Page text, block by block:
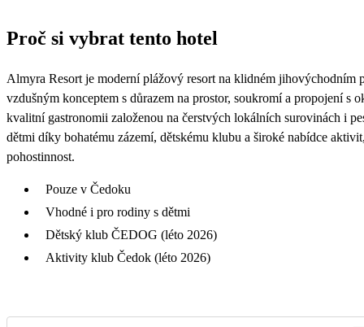
Proč si vybrat tento hotel
Almyra Resort je moderní plážový resort na klidném jihovýchodním
vzdušným konceptem s důrazem na prostor, soukromí a propojení
kvalitní gastronomii založenou na čerstvých lokálních surovinách i
dětmi díky bohatému zázemí, dětskému klubu a široké nabídce
pohostinnost.
Pouze v Čedoku
Vhodné i pro rodiny s dětmi
Dětský klub ČEDOG (léto 2026)
Aktivity klub Čedok (léto 2026)